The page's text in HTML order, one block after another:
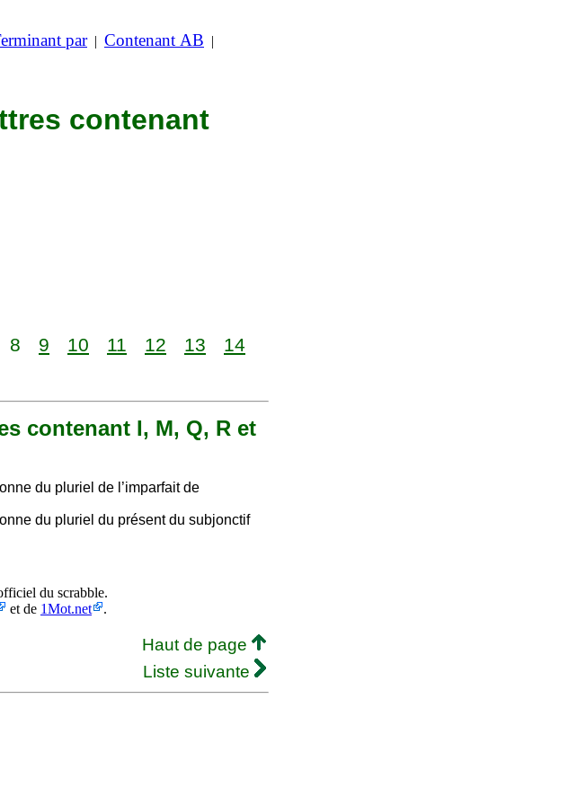
par| Contenant AB |
contenant
8 9 10 11 12 13
14
contenant I, M, Q, R et
du pluriel de l’imparfait de
du pluriel du présent du subjonctif
du scrabble.
et de 1Mot.net .
Haut de page
Liste suivante